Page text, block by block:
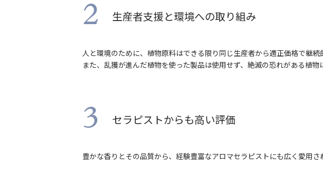
2 生産者支援と環境への取り組み
人と環境のために、植物原料はできる限り同じ生産者から適正価格で継
また、乱獲が進んだ植物を使った製品は使用せず、絶滅の恐れがある植物
3 セラピストからも高い評価
豊かな香りとその品質から、経験豊富なアロマセラピストにも広く愛用さ